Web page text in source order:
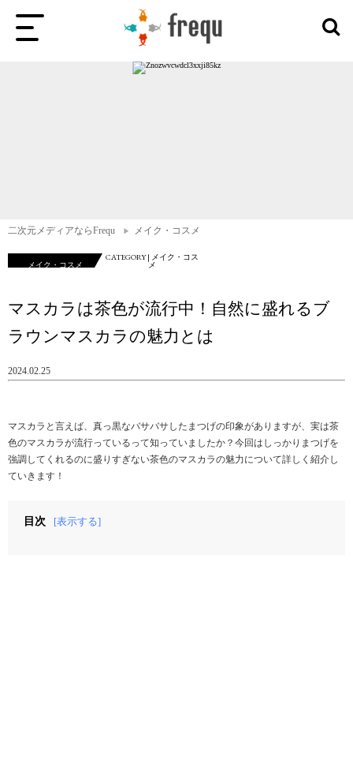
二次元メディアならFrequ メイク・コスメ
メイク・コスメ
CATEGORY | メイク・コス
メ
マスカラは茶色が流行中！自然に盛れるブ
ラウンマスカラの魅力とは
2024.02.25
マスカラと言えば、真っ黒なバサバサしたまつげの印象がありますが、実は茶
色のマスカラが流行っているって知っていましたか？今回はしっかりまつげを
強調してくれるのに盛りすぎない茶色のマスカラの魅力について詳しく紹介し
ていきます！
目次 [表示する]